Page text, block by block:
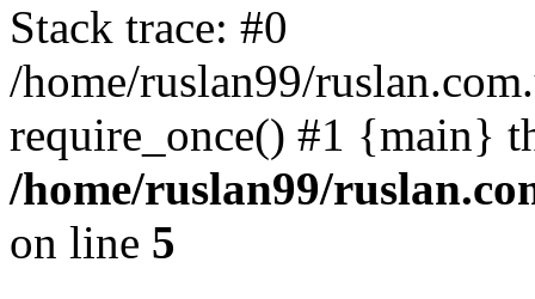
Stack trace: #0
/home/ruslan99/
require_once() #1 {main}
/home/ruslan99/
on line 5